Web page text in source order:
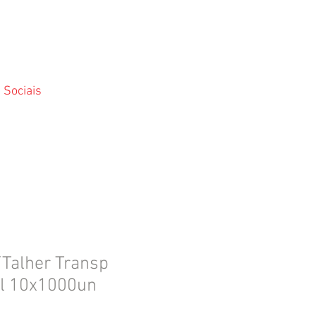
Sociais
Transp
10x1000un